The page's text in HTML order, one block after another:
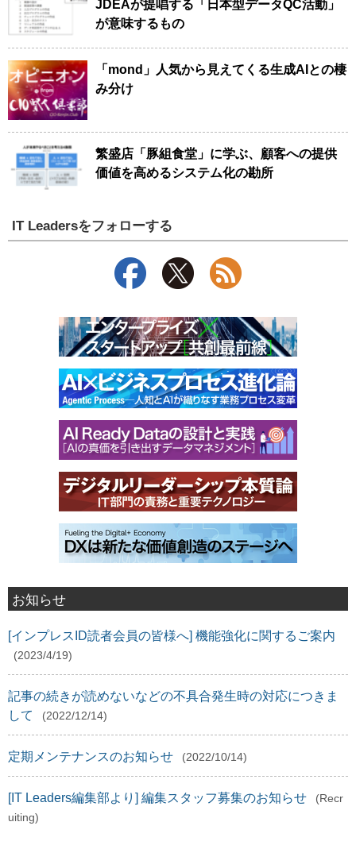
JDEAが提唱する「日本型データQC活動」
が意味するもの
「mond」人気から見えてくる生成AIとの棲
み分け
繁盛店「豚組食堂」に学ぶ、顧客への提供
価値を高めるシステム化の勘所
IT Leadersをフォローする
お知らせ
[インプレスID読者会員の皆様へ] 機能強化に関するご案内
(2023/4/19)
記事の続きが読めないなどの不具合発生時の対応につきま
して
(2022/12/14)
定期メンテナンスのお知らせ (2022/10/14)
[IT Leaders編集部より] 編集スタッフ募集のお知らせ
(Recr
uiting)